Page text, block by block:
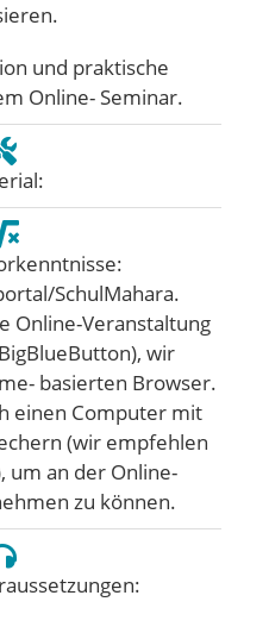
und praktische
Online- Seminar.
SchulMahara.
Online-Veranstaltung
wir
basierten Browser.
einen Computer mit
(wir empfehlen
um an der Online-
zu können.